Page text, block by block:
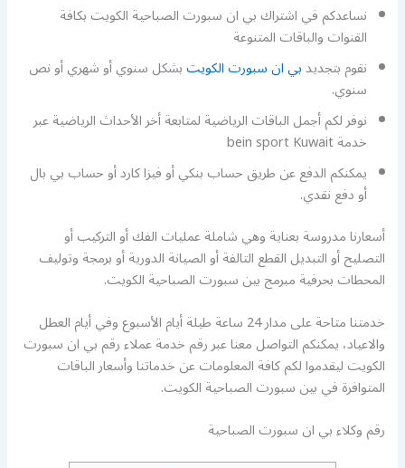
نساعدكم في اشتراك بي ان سبورت الصباحية الكويت بكافة
القنوات والباقات المتنوعة
نقوم بتجديدبي ان سبورت الكويتبشكل سنوي أو شهري أو نص
سنوي.
نوفر لكم أجمل الباقات الرياضية لمتابعة أخر الأحداث الرياضية عبر
خدمة bein sport Kuwait
يمكنكم الدفع عن طريق حساب بنكي أو فيزا كارد أو حساب بي بال
أو دفع نقدي.
أسعارنا مدروسة بعناية وهي شاملة عمليات الفك أو التركيب أو
التصليح أو التبديل القطع التالفة أو الصيانة الدورية أو برمجة وتوليف
المحطات بحرفية مبرمج بين سبورت الصباحية الكويت.
خدمتنا متاحة على مدار 24 ساعة طيلة أيام الأسبوع وفي أيام العطل
والاعياد، يمكنكم التواصل معنا عبر رقم خدمة عملاء رقم بي ان سبورت
الكويت ليقدموا لكم كافة المعلومات عن خدماتنا وأسعار الباقات
المتوافرة في بين سبورت الصباحية الكويت.
رقم وكلاء بي ان سبورت الصباحية